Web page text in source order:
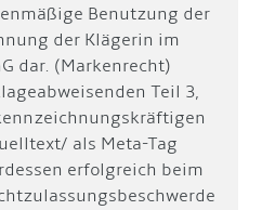
Benutzung der
der Klägerin im
dar. (Markenrecht)
Teil 3,
als Meta-Tag
erfolgreich beim